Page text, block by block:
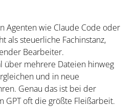
Agenten wie Claude Code oder
als steuerliche Fachinstanz,
Bearbeiter.
über mehrere Dateien hinweg
und in neue
Genau das ist bei der
GPT oft die größte Fleißarbeit.